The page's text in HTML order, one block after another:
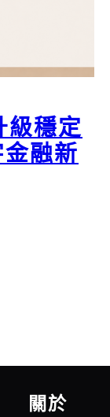
穩定
融新
關於